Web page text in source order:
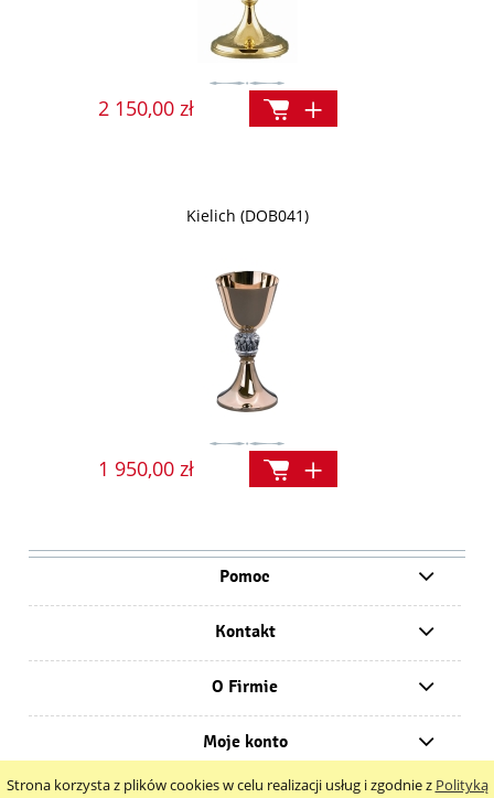
Strona korzysta z plików cookies w celu realizacji usług i zgodnie z Polityką
2 150,00 zł
Kielich (DOB041)
1 950,00 zł
Pomoc
Kontakt
O Firmie
Moje konto